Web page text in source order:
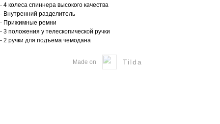
- 4 колеса спиннера высокого качества
- Внутренний разделитель
- Прижимные ремни
- 3 положения у телескопической ручки
- 2 ручки для подъема чемодана
Made on Tilda